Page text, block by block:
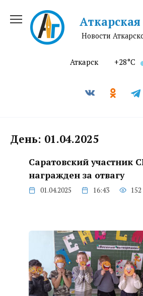
содержанию
Аткарская
Новости
Аткарск +28°C
День: 01.04.2025
Саратовский участник
награжден за отвагу
01.04.2025 16:43 152